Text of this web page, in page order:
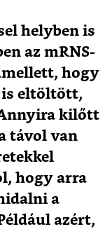
helyben is
az mRNS-
hogy
is eltöltött,
kilőtt
távol van
hogy arra
a
azért,